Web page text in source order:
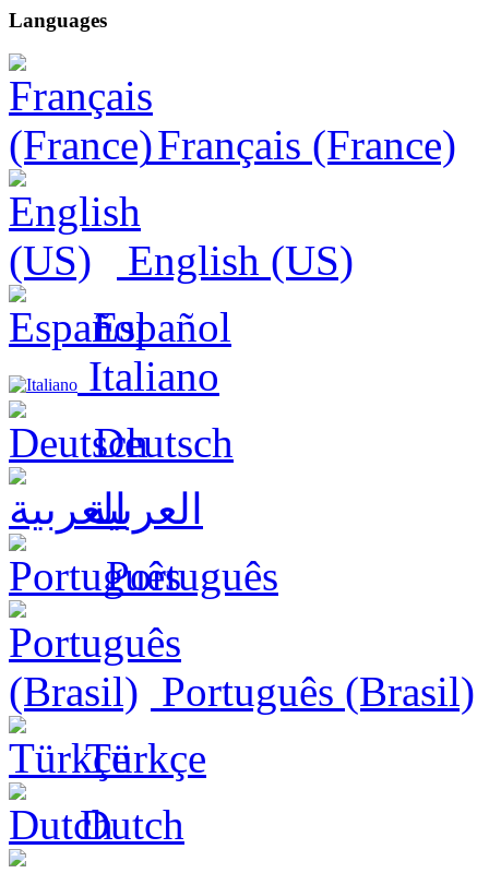
Languages
Français (France)
English (US)
Español
Italiano
Deutsch
العربية
Português
Português (Brasil)
Türkçe
Dutch